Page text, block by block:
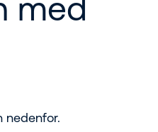
med
nedenfor.